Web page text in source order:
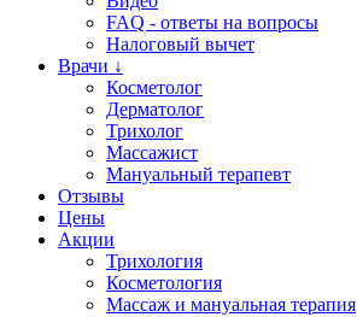
FAQ - ответы на вопросы
Налоговый вычет
Врачи ↓
Косметолог
Дерматолог
Трихолог
Массажист
Мануальный терапевт
Отзывы
Цены
Акции
Трихология
Косметология
Массаж и мануальная терапия